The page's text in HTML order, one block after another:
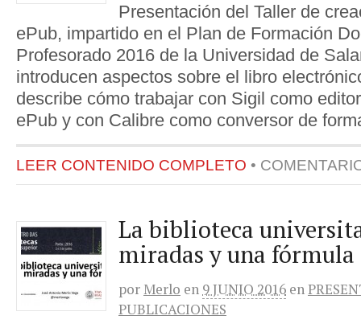
Presentación del Taller de
ePub, impartido en el Plan de Formación
Profesorado 2016 de la Universidad de
introducen aspectos sobre el libro
describe cómo trabajar con Sigil como
ePub y con Calibre como conversor de
LEER CONTENIDO COMPLETO •
La biblioteca
miradas y una fórmula
por Merlo en 9 JUNIO 2016 en
PUBLICACIONES